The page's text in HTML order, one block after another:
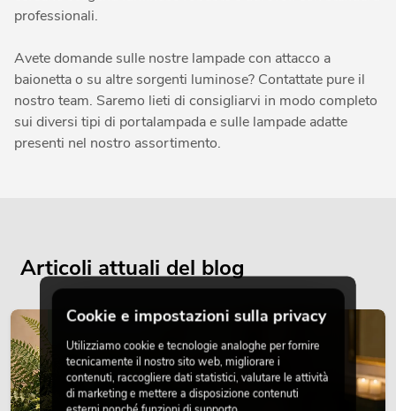
professionali.
Avete domande sulle nostre lampade con attacco a
baionetta o su altre sorgenti luminose? Contattate pure il
nostro team. Saremo lieti di consigliarvi in modo completo
sui diversi tipi di portalampada e sulle lampade adatte
presenti nel nostro assortimento.
Articoli attuali del blog
Cookie e impostazioni sulla privacy
Utilizziamo cookie e tecnologie analoghe per fornire
tecnicamente il nostro sito web, migliorare i
contenuti, raccogliere dati statistici, valutare le attività
di marketing e mettere a disposizione contenuti